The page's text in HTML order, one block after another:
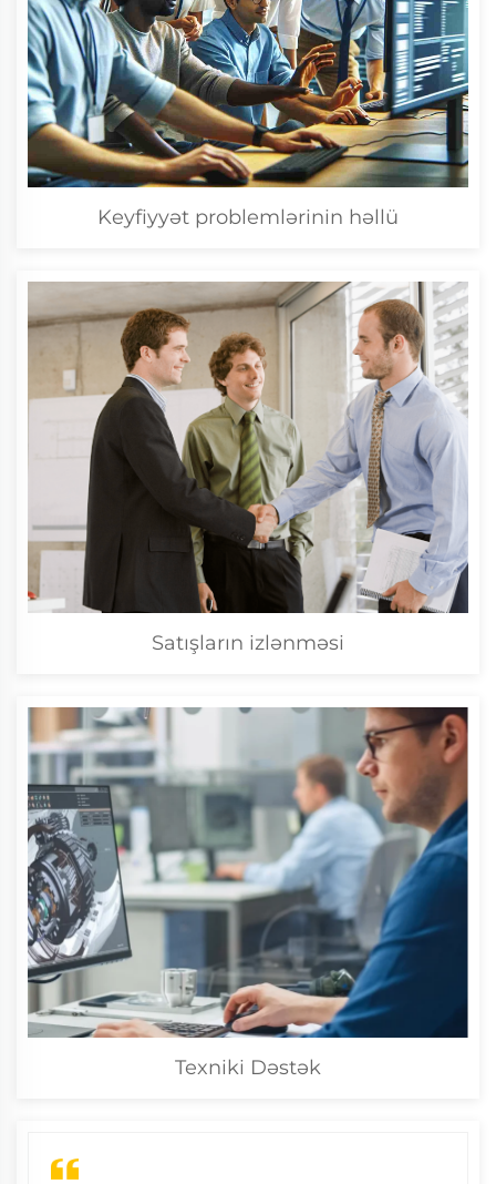
Keyfiyyət problemlərinin həllü
Satışların izlənməsi
Texniki Dəstək